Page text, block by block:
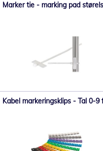
Marker tie - marking pad
Kabel markeringsklips - Tal 0-